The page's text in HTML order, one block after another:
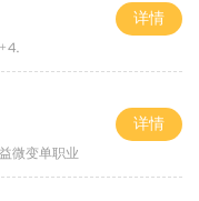
详情
微变单职业
详情